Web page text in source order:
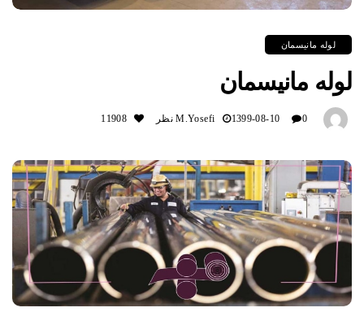
لوله مانیسمان
لوله مانیسمان
M.yosefi 1399-08-10 0 نظر